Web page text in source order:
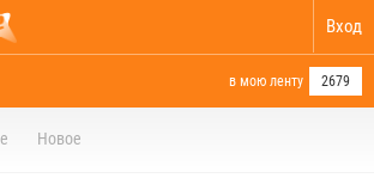
Вход
в мою ленту 2679
Новое